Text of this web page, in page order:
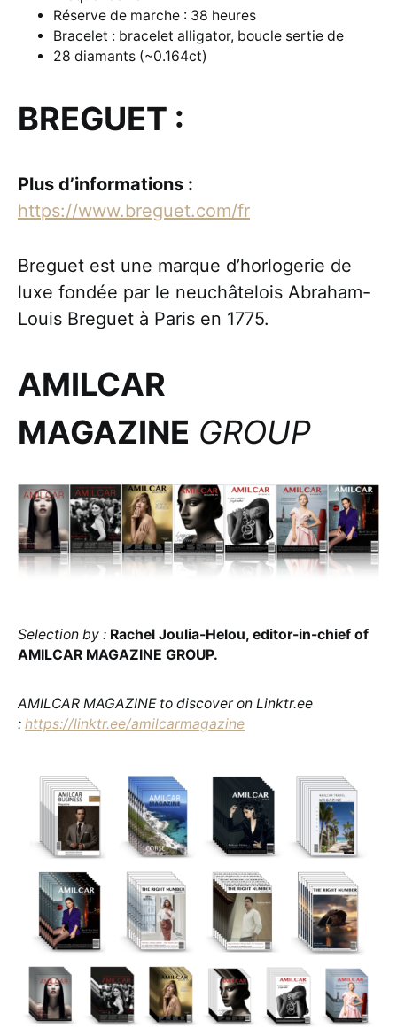
Réserve de marche : 38 heures
Bracelet : bracelet alligator, boucle sertie de
28 diamants (~0.164ct)
BREGUET :
Plus d’informations :
https://www.breguet.com/fr
Breguet est une marque d’horlogerie de
luxe fondée par le neuchâtelois Abraham-
Louis Breguet à Paris en 1775.
AMILCAR
MAGAZINE GROUP
Selection by : Rachel Joulia-Helou, editor-in-chief of
AMILCAR MAGAZINE GROUP.
AMILCAR MAGAZINE to discover on Linktr.ee
: https://linktr.ee/amilcarmagazine